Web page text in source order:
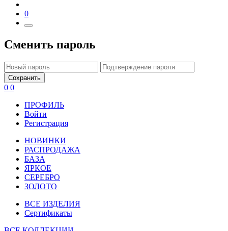
0
Сменить пароль
Сохранить
0 0
ПРОФИЛЬ
Войти
Регистрация
НОВИНКИ
РАСПРОДАЖА
БАЗА
ЯРКОЕ
СЕРЕБРО
ЗОЛОТО
ВСЕ ИЗДЕЛИЯ
Сертификаты